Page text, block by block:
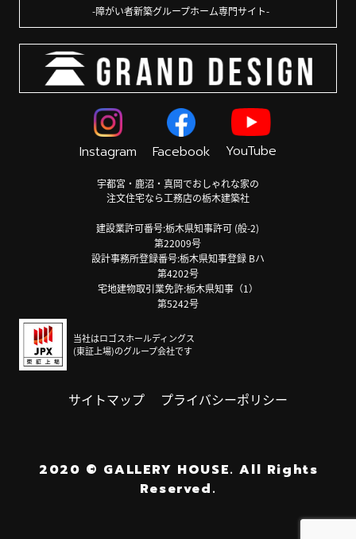
障がい者新築グループホーム専門サイト
Instagram Facebook YouTube
宇都宮・鹿沼・真岡でおしゃれな家の
注文住宅なら工務店の栃木建築社
建設業許可番号:栃木県知事許可 (般-2)
第22009号
設計事務所登録番号:栃木県知事登録 Bハ
第4202号
宅地建物取引業免許:栃木県知事（1）
第5242号
当社はロゴスホールディングス
(東証上場)のグループ会社です
サイトマップ プライバシーポリシー
2020 © GALLERY HOUSE. All Rights
Reserved.